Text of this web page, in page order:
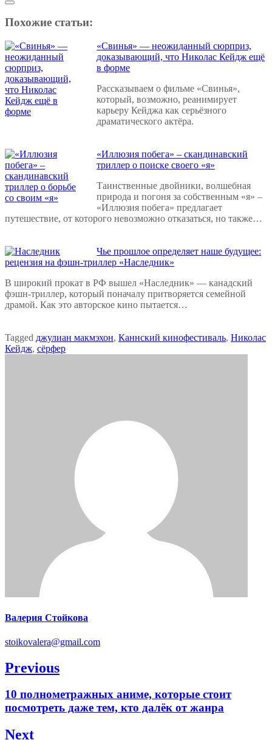
Похожие статьи:
«Свинья» — неожиданный сюрприз,
доказывающий, что Николас Кейдж ещё
в форме
Рассказываем о фильме «Свинья»,
который, возможно, реанимирует
карьеру Кейджа как серьёзного
драматического актёра.
«Иллюзия побега» – скандинавский
триллер о поиске своего «я»
Таинственные двойники, волшебная
природа и погоня за собственным «я» –
«Иллюзия побега» предлагает
путешествие, от которого невозможно отказаться, но также…
Чье прошлое определяет наше будущее:
рецензия на фэшн-триллер «Наследник»
В широкий прокат в РФ вышел «Наследник» — канадский
фэшн-триллер, который поначалу притворяется семейной
драмой. Как это авторское кино пытается…
Tagged джулиан макмэхон, Каннский кинофестиваль, Николас
Кейдж, сёрфер
Валерия Стойкова
stoikovalera@gmail.com
Навигация
записям
Previous
Previous
post:
10 полнометражных аниме, которые стоит
посмотреть даже тем, кто далёк от жанра
Next